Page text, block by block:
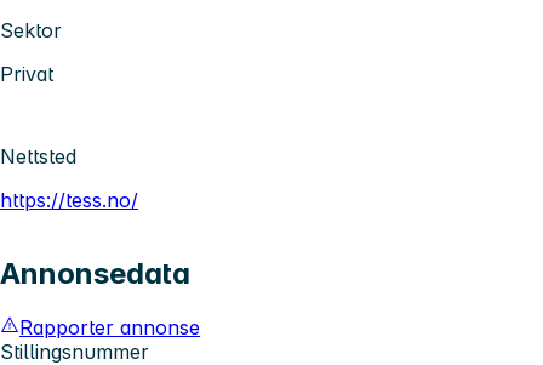
Sektor
Privat
Nettsted
https://tess.no/
Annonsedata
Rapporter annonse
Stillingsnummer